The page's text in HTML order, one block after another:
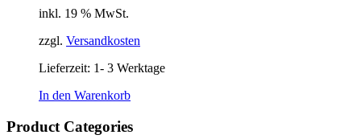
war:
ist:
inkl. 19 % MwSt.
zzgl. Versandkosten
Lieferzeit: 1- 3 Werktage
In den Warenkorb
Product Categories